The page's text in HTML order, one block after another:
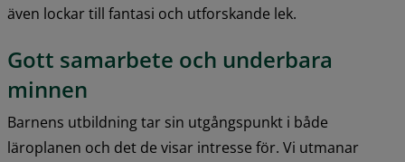
även lockar till fantasi och utforskande lek.
Gott samarbete och underbara
minnen
Barnens utbildning tar sin utgångspunkt i både
läroplanen och det de visar intresse för. Vi utmanar